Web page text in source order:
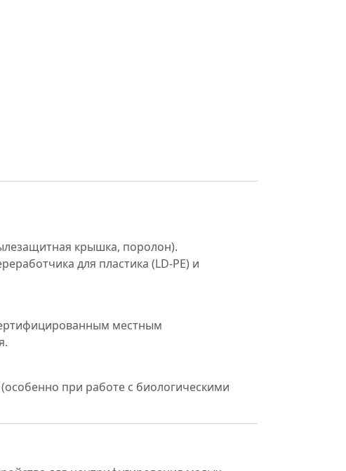
крышка, поролон).
для пластика (LD-PE) и
местным
при работе с биологическими